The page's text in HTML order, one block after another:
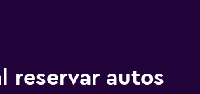
reservar autos